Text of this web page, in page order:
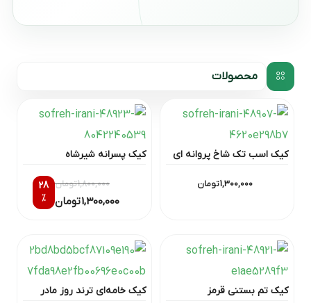
محصولات
کیک اسب تک شاخ پروانه ای
1,300,000تومان
کیک پسرانه شیرشاه
28
٪
1,800,000تومان
1,300,000تومان
کیک تم بستنی قرمز کیک خامه‌ای ترند روز مادر